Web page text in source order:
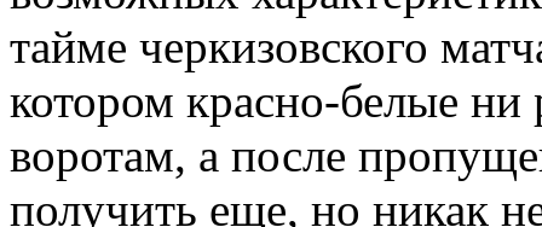
тайме черкизовского
котором красно-белые
воротам, а после
получить еще, но никак